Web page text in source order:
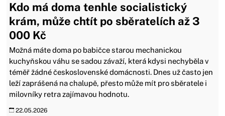
Kdo má doma tenhle socialistický
krám, může chtít po sběratelích až 3
000 Kč
Možná máte doma po babičce starou mechanickou
kuchyňskou váhu se sadou závaží, která kdysi nechyběla v
téměř žádné československé domácnosti. Dnes už často jen
leží zaprášená na chalupě, přesto může mít pro sběratele i
milovníky retra zajímavou hodnotu.
22.05.2026